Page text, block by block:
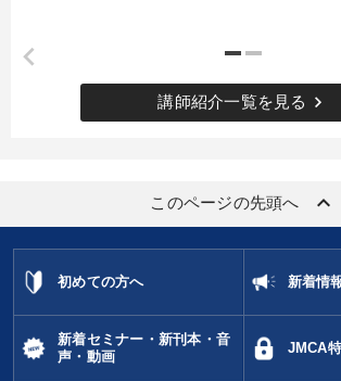
講師紹介一覧を見る keyboard_arrow_right
このページの先頭へ keyboard_arrow_up
初めての方へ 新着情
新着セミナー・新刊本・音
声・動画
JMCA